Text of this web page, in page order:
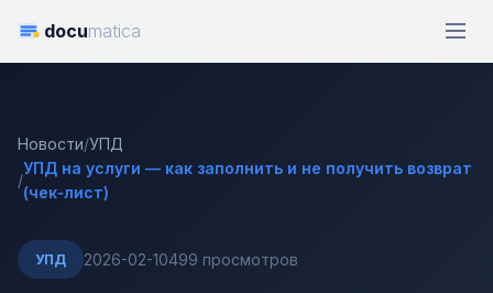
documatica
Новости/УПД
/
УПД на услуги — как заполнить и не получить возврат
(чек‑лист)
УПД 2026-02-10499 просмотров